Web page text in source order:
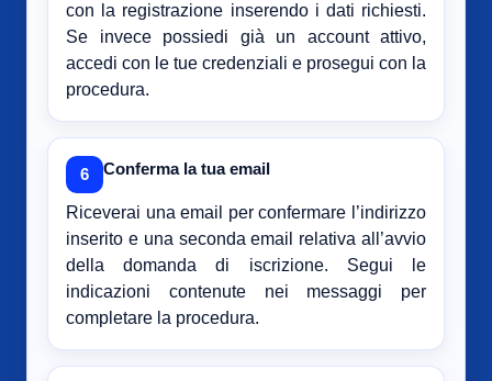
con la registrazione inserendo i dati richiesti.
Se invece possiedi già un account attivo,
accedi con le tue credenziali e prosegui con la
procedura.
6 Conferma la tua email
Riceverai una email per confermare l’indirizzo
inserito e una seconda email relativa all’avvio
della domanda di iscrizione. Segui le
indicazioni contenute nei messaggi per
completare la procedura.